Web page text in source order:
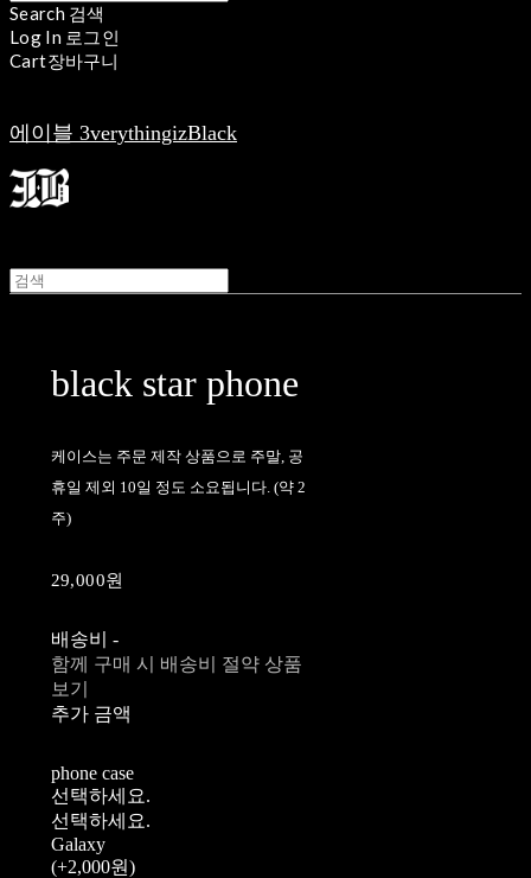
Search 검색
Log In 로그인
Cart장바구니
에이블 3verythingizBlack
black star phone
케이스는 주문 제작 상품으로 주말, 공
휴일 제외 10일 정도 소요됩니다. (약 2
주)
29,000원
배송비 -
함께 구매 시 배송비 절약 상품
보기
추가 금액
phone case
선택하세요.
선택하세요.
Galaxy
(+2,000원)